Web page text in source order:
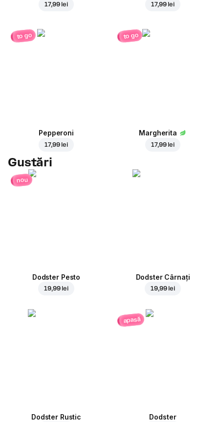
17,99 lei 17,99 lei
to go
Pepperoni
17,99 lei
to go
Margherita
17,99 lei
Gustări
nou
Dodster Pesto
19,99 lei
Dodster Cârnați
19,99 lei
Dodster Rustic
apasă
Dodster